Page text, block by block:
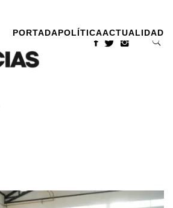
PORTADAPOLÍTICAACTUALIDAD